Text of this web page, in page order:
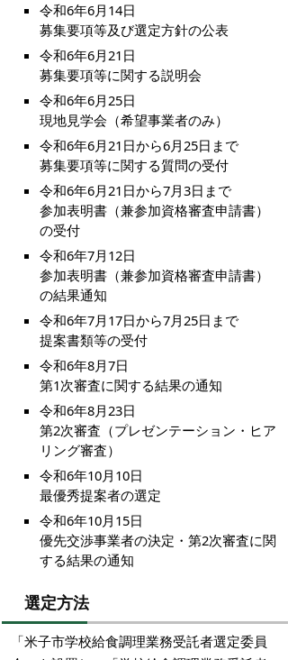
令和6年6月14日
募集要項等及び選定方針の公表
令和6年6月21日
募集要項等に関する説明会
令和6年6月25日
現地見学会（希望事業者のみ）
令和6年6月21日から6月25日まで
募集要項等に関する質問の受付
令和6年6月21日から7月3日まで
参加表明書（兼参加資格審査申請書）
の受付
令和6年7月12日
参加表明書（兼参加資格審査申請書）
の結果通知
令和6年7月17日から7月25日まで
提案書類等の受付
令和6年8月7日
第1次審査に関する結果の通知
令和6年8月23日
第2次審査（プレゼンテーション・ヒア
リング審査）
令和6年10月10日
最優秀提案者の選定
令和6年10月15日
優先交渉事業者の決定・第2次審査に関
する結果の通知
選定方法
「米子市学校給食調理業務受託者選定委員